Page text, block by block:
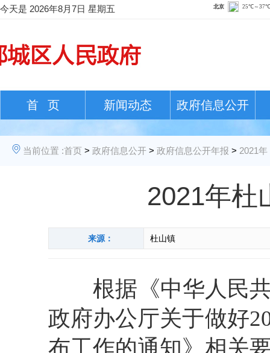
今天是 2026年8月7日 星期五
首 页 新闻动态 政府信息公开
当前位置 :首页 > 政府信息公开 > 政府信息公开年报 > 2021年
2021年杜
来源： 杜山镇
根据《中华人民
政府办公厅关于做好
布工作的通知》相关